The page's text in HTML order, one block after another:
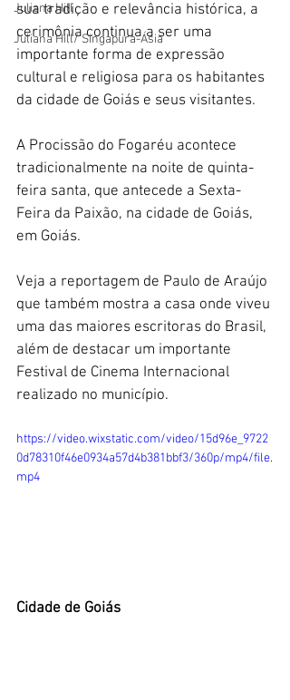
Juliana Hill
Juliana Hill/ Singapura-Ásia
sua tradição e relevância histórica, a
cerimônia continua a ser uma
importante forma de expressão
cultural e religiosa para os habitantes
da cidade de Goiás e seus visitantes.
A Procissão do Fogaréu acontece
tradicionalmente na noite de quinta-
feira santa, que antecede a Sexta-
Feira da Paixão, na cidade de Goiás,
em Goiás.
Veja a reportagem de Paulo de Araújo
que também mostra a casa onde viveu
uma das maiores escritoras do Brasil,
além de destacar um importante
Festival de Cinema Internacional
realizado no município.
https://video.wixstatic.com/video/15d96e_9722
0d78310f46e0934a57d4b381bbf3/360p/mp4/file.
mp4
Cidade de Goiás